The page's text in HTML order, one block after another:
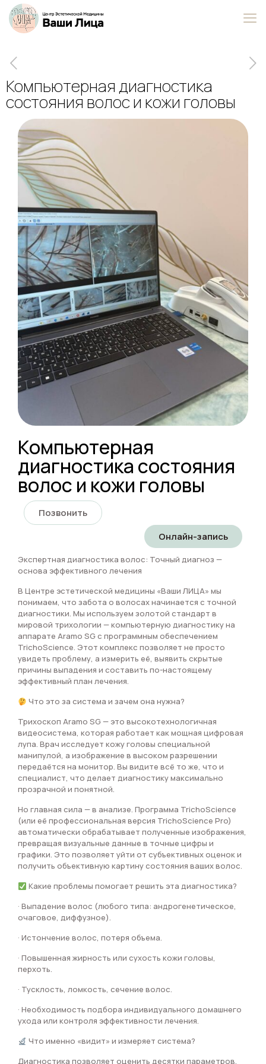
Компьютерная диагностика
состояния волос и кожи головы
Компьютерная
диагностика состояния
волос и кожи головы
Позвонить
Онлайн-запись
Экспертная диагностика волос: Точный диагноз —
основа эффективного лечения
В Центре эстетической медицины «Ваши ЛИЦА» мы
понимаем, что забота о волосах начинается с точной
диагностики. Мы используем золотой стандарт в
мировой трихологии — компьютерную диагностику на
аппарате Aramo SG с программным обеспечением
TrichoScience. Этот комплекс позволяет не просто
увидеть проблему, а измерить её, выявить скрытые
причины выпадения и составить по-настоящему
эффективный план лечения.
Что это за система и зачем она нужна?
Трихоскоп Aramo SG — это высокотехнологичная
видеосистема, которая работает как мощная цифровая
лупа. Врач исследует кожу головы специальной
манипулой, а изображение в высоком разрешении
передаётся на монитор. Вы видите всё то же, что и
специалист, что делает диагностику максимально
прозрачной и понятной.
Но главная сила — в анализе. Программа TrichoScience
(или её профессиональная версия TrichoScience Pro)
автоматически обрабатывает полученные изображения,
превращая визуальные данные в точные цифры и
графики. Это позволяет уйти от субъективных оценок и
получить объективную картину состояния ваших волос.
Какие проблемы помогает решить эта диагностика?
· Выпадение волос (любого типа: андрогенетическое,
очаговое, диффузное).
· Истончение волос, потеря объема.
· Повышенная жирность или сухость кожи головы,
перхоть.
· Тусклость, ломкость, сечение волос.
· Необходимость подбора индивидуального домашнего
ухода или контроля эффективности лечения.
Что именно «видит» и измеряет система?
Диагностика позволяет оценить десятки параметров.